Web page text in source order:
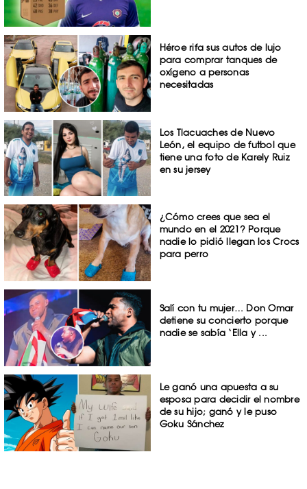
Héroe rifa sus autos de lujo
para comprar tanques de
oxígeno a personas
necesitadas
Los Tlacuaches de Nuevo
León, el equipo de futbol que
tiene una foto de Karely Ruiz
en su jersey
¿Cómo crees que sea el
mundo en el 2021? Porque
nadie lo pidió llegan los Crocs
para perro
Salí con tu mujer… Don Omar
detiene su concierto porque
nadie se sabía ‘Ella y ...
Le ganó una apuesta a su
esposa para decidir el nombre
de su hijo; ganó y le puso
Goku Sánchez